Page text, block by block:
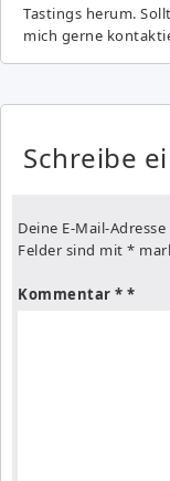
Tastings herum.
mich gerne
Schreibe
Deine E-Mail-
Felder sind mit *
Kommentar *